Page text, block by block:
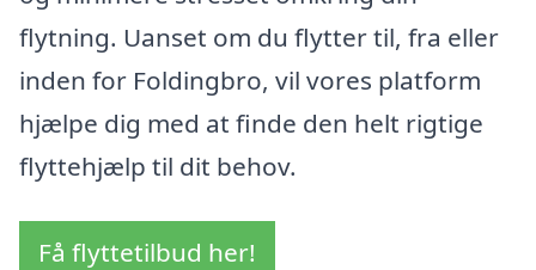
flytning. Uanset om du flytter til, fra eller
inden for Foldingbro, vil vores platform
hjælpe dig med at finde den helt rigtige
flyttehjælp til dit behov.
Få flyttetilbud her!